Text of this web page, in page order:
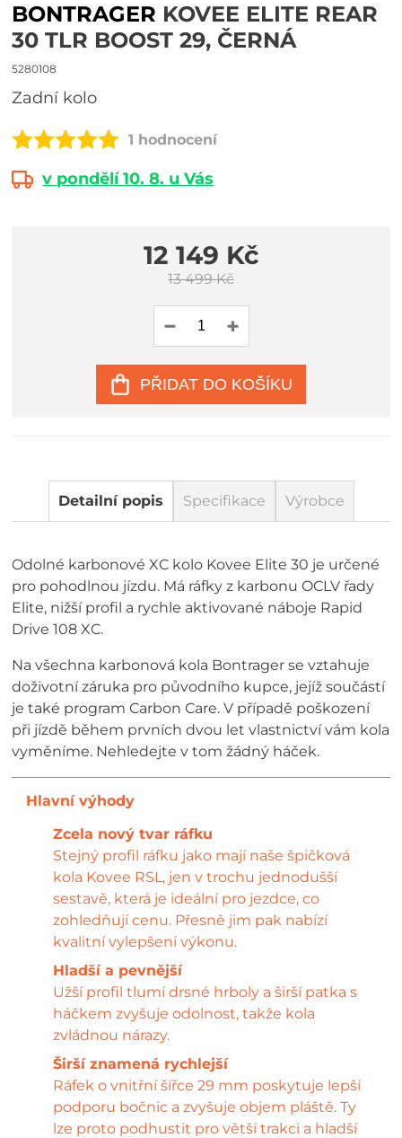
BONTRAGER KOVEE ELITE REAR
30 TLR BOOST 29, ČERNÁ
5280108
Zadní kolo
1 hodnocení
v pondělí 10. 8. u Vás
12 149 Kč
13 499 Kč
PŘIDAT DO KOŠÍKU
Detailní popis Specifikace Výrobce
Odolné karbonové XC kolo Kovee Elite 30 je určené
pro pohodlnou jízdu. Má ráfky z karbonu OCLV řady
Elite, nižší profil a rychle aktivované náboje Rapid
Drive 108 XC.
Na všechna karbonová kola Bontrager se vztahuje
doživotní záruka pro původního kupce, jejíž součástí
je také program Carbon Care. V případě poškození
při jízdě během prvních dvou let vlastnictví vám kola
vyměníme. Nehledejte v tom žádný háček.
Zcela nový tvar ráfku
Stejný profil ráfku jako mají naše špičková
kola Kovee RSL, jen v trochu jednodušší
sestavě, která je ideální pro jezdce, co
zohledňují cenu. Přesně jim pak nabízí
kvalitní vylepšení výkonu.
Hladší a pevnější
Užší profil tlumí drsné hrboly a širší patka s
háčkem zvyšuje odolnost, takže kola
zvládnou nárazy.
Širší znamená rychlejší
Ráfek o vnitřní šířce 29 mm poskytuje lepší
podporu bočnic a zvyšuje objem pláště. Ty
lze proto podhustit pro větší trakci a hladší